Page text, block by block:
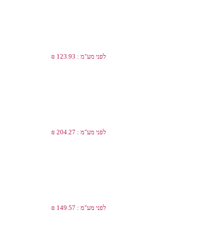
לפני מע"מ : 123.93 ₪
לפני מע"מ : 204.27 ₪
לפני מע"מ : 149.57 ₪